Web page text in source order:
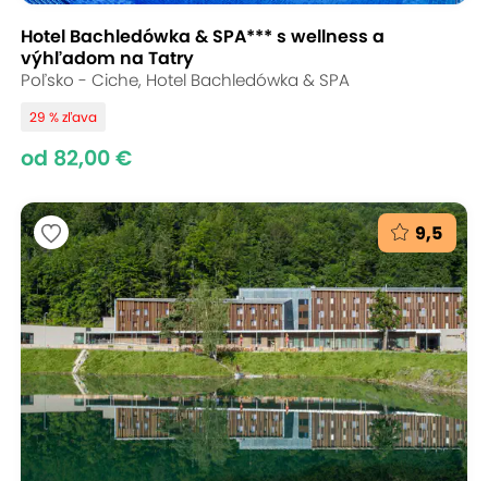
Hotel Bachledówka & SPA*** s wellness a
výhľadom na Tatry
Poľsko - Ciche, Hotel Bachledówka & SPA
29 % zľava
od 82,00 €
9,5